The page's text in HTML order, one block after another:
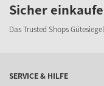
Sicher
Das Trusted Shops
SERVICE & HILFE